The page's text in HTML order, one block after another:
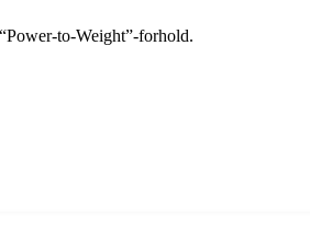
to-Weight”-forhold.